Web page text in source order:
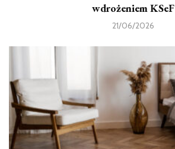
wdrożeniem KSeF
21/06/2026